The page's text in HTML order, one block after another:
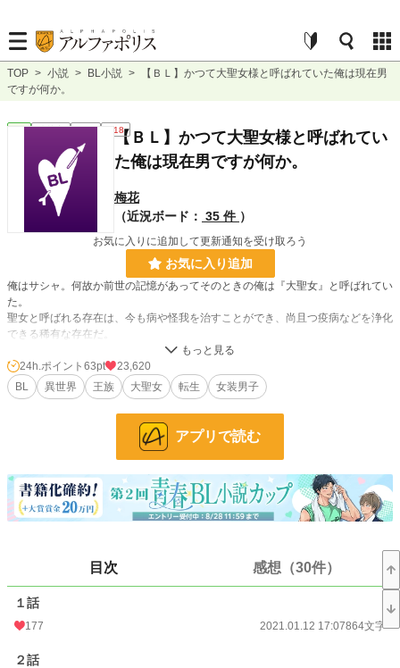
TOP > 小説 > BL小説 >
【ＢＬ】かつて大聖女様と呼ばれていた俺は現在男
ですが何か。
BL 連載中 長編 R18
【ＢＬ】かつて大聖女様と呼ばれてい
た俺は現在男ですが何か。
梅花
（近況ボード： 35 件 ）
お気に入りに追加して更新通知を受け取ろう
お気に入り追加
俺はサシャ。何故か前世の記憶があってそのときの俺は『大聖女』と呼ばれてい
た。
聖女と呼ばれる存在は、今も病や怪我を治すことができ、尚且つ疫病などを浄化
できる稀有な存在だ。
そんな俺は過去の記憶と能力を持って産まれてきた。
その大聖女は俺の過去。
でも、今の俺って男なんだけど。
男が聖女？
聖女なんかやりたくないし、そもそも神殿のやることは昔から嫌いなんだよ！
神殿に囚われていた俺を救ってくれたのは、騎士団長のミゲル様。
そんなミゲル様を好きにならない訳が無い？
小説 13,893 位 / 228,585 件
2,151
24h.ポイント
文字数
更新日時
24h.ポイント 63pt
23,620
BL
異世界 王族 大聖女 転生 女装男子
アプリで読む
目次 感想（30件）
１話
177 2021.01.12 17:07864文字
２話